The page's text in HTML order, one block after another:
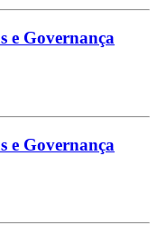
e Governança
e Governança